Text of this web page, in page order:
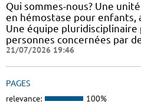
Qui sommes-nous? Une
en hémostase pour enfants,
Une équipe
personnes concernées par
21/07/2026 19:46
PAGES
relevance: 100%